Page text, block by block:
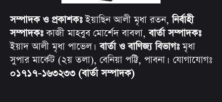
সম্পাদক ও প্রকাশকঃইয়াছিন আলী মৃধা রতন,নির্বাহী
সম্পাদকঃকাজী মাহবুব মোর্শেদ বাবলা,বার্তা সম্পাদকঃ
ইয়াদ আলী মৃধা পাভেল।বার্তা ও বাণিজ্য বিভাগঃমৃধা
সুপার মার্কেট (২য় তলা), বেনিয়া পট্টি, পাবনা। যোগাযোগঃ
০১৭১৭-১৬৩২৩৩ (বার্তা সম্পাদক)